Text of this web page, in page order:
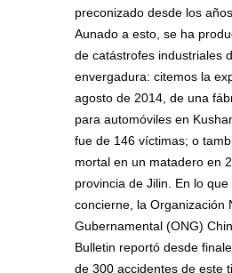
preconizado desde los
Aunado a esto, se ha
de catástrofes industriales
envergadura: citemos la
agosto de 2014, de una
para automóviles en
fue de 146 víctimas; o
mortal en un matadero en
provincia de Jilin. En lo que
concierne, la Organización
Gubernamental (ONG)
Bulletin reportó desde
de 300 accidentes de este